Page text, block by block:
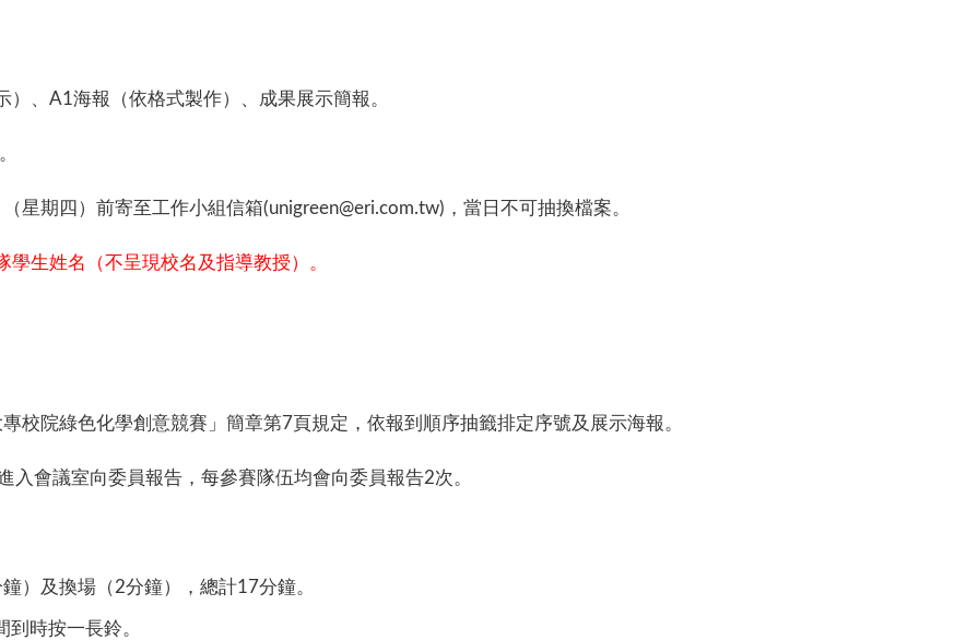
、A1海報（依格式製作）、成果展示簡報。
星期四）前寄至工作小組信箱(unigreen@eri.com.tw)，當日不可抽換檔案。
生姓名（不呈現校名及指導教授）。
專校院綠色化學創意競賽」簡章第7頁規定，依報到順序抽籤排定序號及展示海報。
入會議室向委員報告，每參賽隊伍均會向委員報告2次。
）及換場（2分鐘），總計17分鐘。
時按一長鈴。